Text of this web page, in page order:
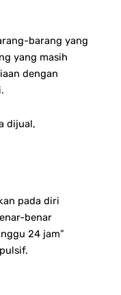
barang yang
yang masih
dengan
dijual,
pada diri
benar
24 jam”